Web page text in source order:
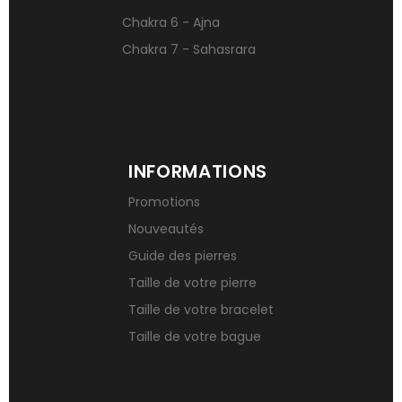
Chakra 6 - Ajna
Chakra 7 - Sahasrara
INFORMATIONS
Promotions
Nouveautés
Guide des pierres
Taille de votre pierre
Taille de votre bracelet
Taille de votre bague